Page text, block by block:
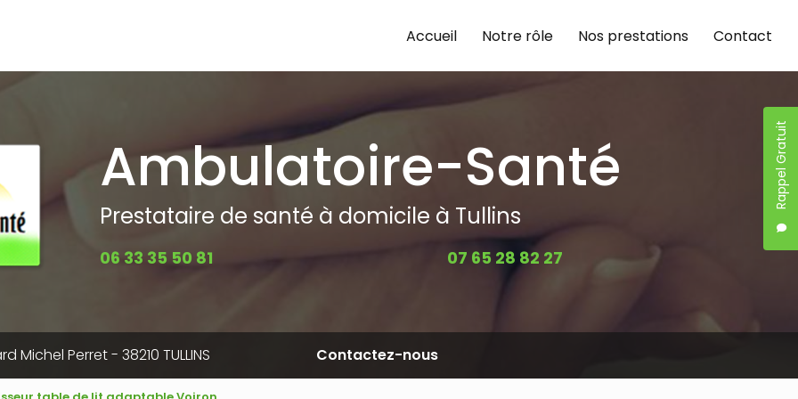
Rappel Gratuit
Accueil
Notre rôle Nos prestations Contact
Ambulatoire-Santé
Prestataire de santé à domicile à Tullins
06 33 35 50 81 07 65 28 82 27
Michel Perret - 38210 TULLINS Contactez-nous